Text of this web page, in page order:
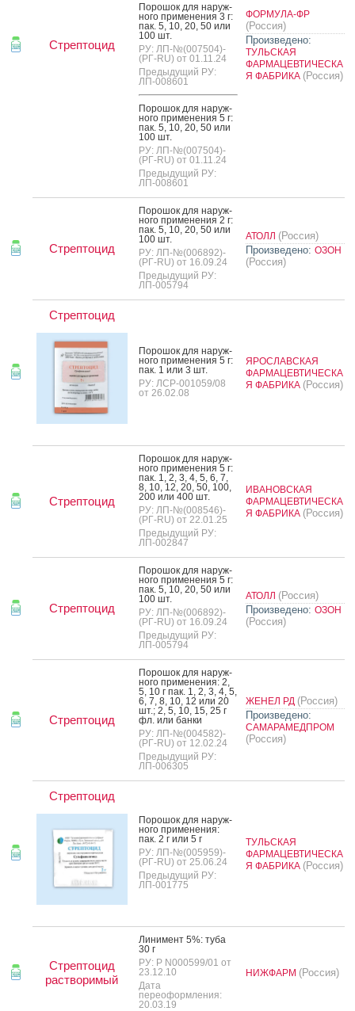
Стрептоцид
По­рошок для на­руж­
но­го при­мене­ния 3 г:
пак. 5, 10, 20, 50 или
100 шт.
РУ: ЛП-№(007504)-
(РГ-RU) от 01.11.24
Предыдущий РУ:
ЛП-008601
По­рошок для на­руж­
но­го при­мене­ния 5 г:
пак. 5, 10, 20, 50 или
100 шт.
РУ: ЛП-№(007504)-
(РГ-RU) от 01.11.24
Предыдущий РУ:
ЛП-008601
ФОРМУЛА-ФР
(Россия)
Произведено:
ТУЛЬСКАЯ
ФАРМАЦЕВТИЧЕСКА
Я ФАБРИКА (Россия)
Стрептоцид
По­рошок для на­руж­
но­го при­мене­ния 2 г:
пак. 5, 10, 20, 50 или
100 шт.
РУ: ЛП-№(006892)-
(РГ-RU) от 16.09.24
Предыдущий РУ:
ЛП-005794
АТОЛЛ (Россия)
Произведено: ОЗОН
(Россия)
Стрептоцид
По­рошок для на­руж­
но­го при­мене­ния 5 г:
пак. 1 или 3 шт.
РУ: ЛСР-001059/08
от 26.02.08
ЯРОСЛАВСКАЯ
ФАРМАЦЕВТИЧЕСКА
Я ФАБРИКА (Россия)
Стрептоцид
По­рошок для на­руж­
но­го при­мене­ния 5 г:
пак. 1, 2, 3, 4, 5, 6, 7,
8, 10, 12, 20, 50, 100,
200 или 400 шт.
РУ: ЛП-№(008546)-
(РГ-RU) от 22.01.25
Предыдущий РУ:
ЛП-002847
ИВАНОВСКАЯ
ФАРМАЦЕВТИЧЕСКА
Я ФАБРИКА (Россия)
Стрептоцид
По­рошок для на­руж­
но­го при­мене­ния 5 г:
пак. 5, 10, 20, 50 или
100 шт.
РУ: ЛП-№(006892)-
(РГ-RU) от 16.09.24
Предыдущий РУ:
ЛП-005794
АТОЛЛ (Россия)
Произведено: ОЗОН
(Россия)
Стрептоцид
По­рошок для на­руж­
но­го при­мене­ния: 2,
5, 10 г пак. 1, 2, 3, 4, 5,
6, 7, 8, 10, 12 или 20
шт.; 2, 5, 10, 15, 25 г
фл. или бан­ки
РУ: ЛП-№(004582)-
(РГ-RU) от 12.02.24
Предыдущий РУ:
ЛП-006305
ЖЕНЕЛ РД (Россия)
Произведено:
САМАРАМЕДПРОМ
(Россия)
Стрептоцид
По­рошок для на­руж­
но­го при­мене­ния:
пак. 2 г или 5 г
РУ: ЛП-№(005959)-
(РГ-RU) от 25.06.24
Предыдущий РУ:
ЛП-001775
ТУЛЬСКАЯ
ФАРМАЦЕВТИЧЕСКА
Я ФАБРИКА (Россия)
Стрептоцид
растворимый
Ли­нимент 5%: ту­ба
30 г
РУ: Р N000599/01 от
23.12.10
Дата
переоформления:
20.03.19
НИЖФАРМ (Россия)